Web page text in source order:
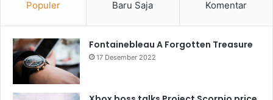
Populer Baru Saja Komentar
Fontainebleau A Forgotten Treasure
17 Desember 2022